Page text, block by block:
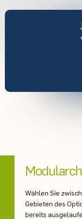
Wählen Sie
Gebieten des
bereits